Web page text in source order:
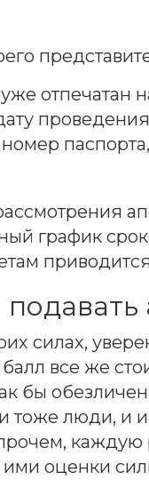
отпечатан
график
силах,
все же
бы
тоже люди, и
каждую
оценки